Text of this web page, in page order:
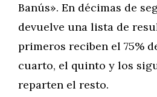
Banús». En décimas de
devuelve una lista de
primeros reciben el 75%
cuarto, el quinto y los
reparten el resto.